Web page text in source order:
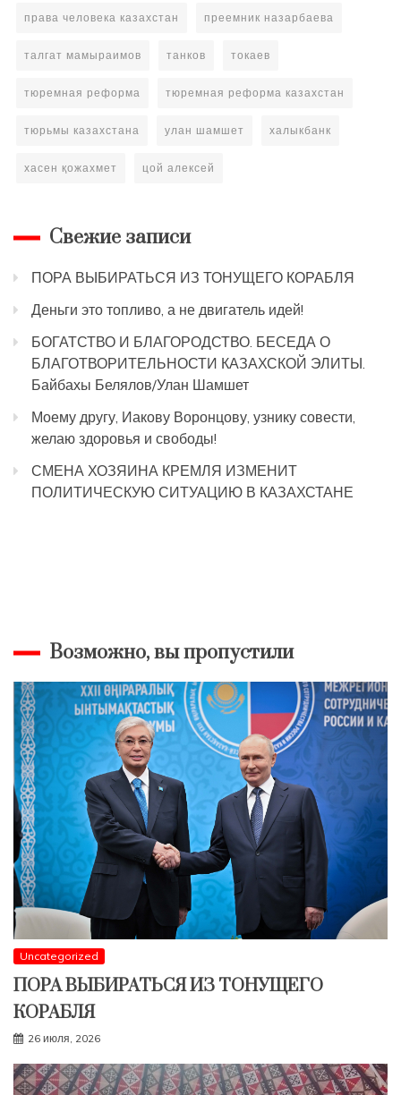
права человека казахстан преемник назарбаева
талгат мамыраимов танков токаев
тюремная реформа тюремная реформа казахстан
тюрьмы казахстана улан шамшет халыкбанк
хасен қожахмет цой алексей
Свежие записи
ПОРА ВЫБИРАТЬСЯ ИЗ ТОНУЩЕГО КОРАБЛЯ
Деньги это топливо, а не двигатель идей!
БОГАТСТВО И БЛАГОРОДСТВО. БЕСЕДА О
БЛАГОТВОРИТЕЛЬНОСТИ КАЗАХСКОЙ ЭЛИТЫ.
Байбахы Белялов/Улан Шамшет
Моему другу, Иакову Воронцову, узнику совести,
желаю здоровья и свободы!
СМЕНА ХОЗЯИНА КРЕМЛЯ ИЗМЕНИТ
ПОЛИТИЧЕСКУЮ СИТУАЦИЮ В КАЗАХСТАНЕ
Возможно, вы пропустили
Uncategorized
ПОРА ВЫБИРАТЬСЯ ИЗ ТОНУЩЕГО
КОРАБЛЯ
26 июля, 2026